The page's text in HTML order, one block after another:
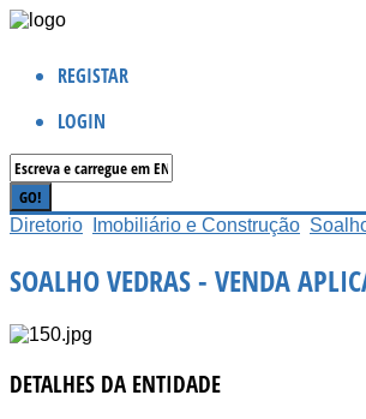
REGISTAR
LOGIN
Diretorio Imobiliário e Construção
SOALHO VEDRAS - VENDA
DETALHES DA ENTIDADE